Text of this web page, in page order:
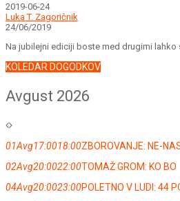
2019-06-24
Luka T. Zagoričnik
24/06/2019
Na jubilejni ediciji boste med drugimi lahko
KOLEDAR DOGODKOV
Avgust 2026
01Avg17:0018:00ZBOROVANJE: NE-
02Avg20:0022:00TOMAŽ GROM: KO BO
04Avg20:0023:00POLETNO V LUDI: 44